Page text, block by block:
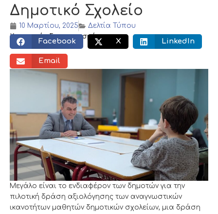
Δημοτικό Σχολείο
10 Μαρτίου, 2025
Δελτία Τύπου
Κοινωνικός διαμοιρασμός:
Facebook X LinkedIn
Email
Μεγάλο είναι το ενδιαφέρον των δημοτών για την
πιλοτική δράση αξιολόγησης των αναγνωστικών
ικανοτήτων μαθητών δημοτικών σχολείων, μια δράση